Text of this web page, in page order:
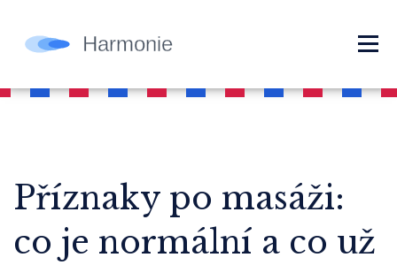
Příznaky po masáži:
co je normální a co už